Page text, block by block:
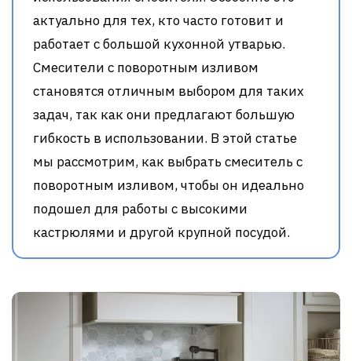
актуально для тех, кто часто готовит и
работает с большой кухонной утварью.
Смесители с поворотным изливом
становятся отличным выбором для таких
задач, так как они предлагают большую
гибкость в использовании. В этой статье
мы рассмотрим, как выбрать смеситель с
поворотным изливом, чтобы он идеально
подошел для работы с высокими
кастрюлями и другой крупной посудой.